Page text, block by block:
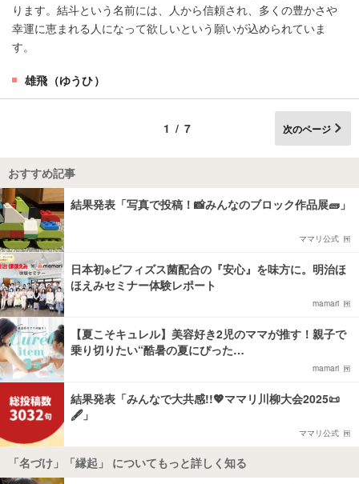
ります。結斗という名前には、人から信頼され、多くの豊かさや
幸運に恵まれる人になって欲しいという願いが込められていま
す。
雄飛（ゆうひ）
1/7 次のページ
おすすめ記事
結果発表「写真で投稿！📸みんなのブロック作品展🧱」
ママリ公式
日本初※ビフィズス菌配合の『安心』を味方に。明治ほ
ほえみセミナー体験レポート
mamari
【夏こそキュレル】美容好き2児のママが推す！親子で
乗り切りたい“酷暑の夏にぴった…
mamari
結果発表「みんなで大共感!!💖ママリ川柳大会2025📜
🖋️」
ママリ公式
「名づけ」「縁起」 についてもっと詳しく知る